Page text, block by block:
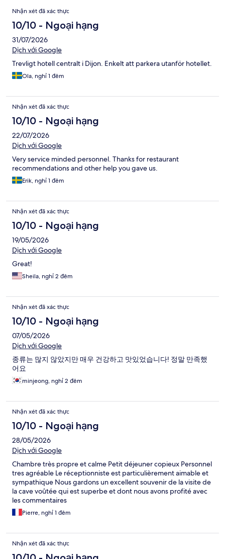
Nhận
xét
Nhận xét đã xác thực
10/10 - Ngoại hạng
31/07/2026
Dịch với Google
Trevligt hotell centralt i Dijon. Enkelt att parkera utanför hotellet.
Ola, nghỉ 1 đêm
Nhận xét đã xác thực
10/10 - Ngoại hạng
22/07/2026
Dịch với Google
Very service minded personnel. Thanks for restaurant
recommendations and other help you gave us.
Erik, nghỉ 1 đêm
Nhận xét đã xác thực
10/10 - Ngoại hạng
19/05/2026
Dịch với Google
Great!
Sheila, nghỉ 2 đêm
Nhận xét đã xác thực
10/10 - Ngoại hạng
07/05/2026
Dịch với Google
종류는 많지 않았지만 매우 건강하고 맛있었습니다! 정말 만족했
어요
minjeong, nghỉ 2 đêm
Nhận xét đã xác thực
10/10 - Ngoại hạng
28/05/2026
Dịch với Google
Chambre très propre et calme Petit déjeuner copieux Personnel
tres agréable Le réceptionniste est particulièrement aimable et
sympathique Nous gardons un excellent souvenir de la visite de
la cave voûtée qui est superbe et dont nous avons profité avec
les commentaires
Pierre, nghỉ 1 đêm
Nhận xét đã xác thực